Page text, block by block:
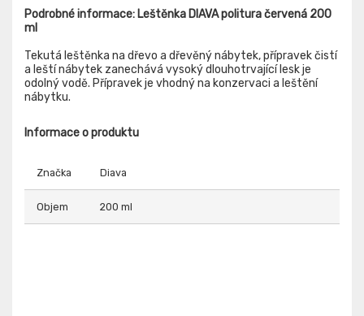
Podrobné informace: Leštěnka DIAVA politura červená 200
ml
Tekutá leštěnka na dřevo a dřevěný nábytek, přípravek čistí
a leští nábytek zanechává vysoký dlouhotrvající lesk je
odolný vodě. Přípravek je vhodný na konzervaci a leštění
nábytku.
Informace o produktu
Značka Diava
Objem 200 ml